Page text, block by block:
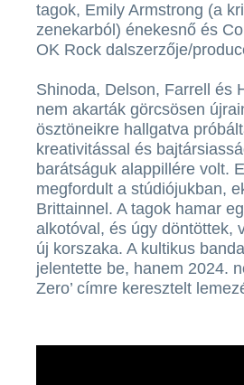
tagok, Emily Armstrong (a
zenekarból) énekesnő és
OK Rock dalszerzője/
Shinoda, Delson, Farrell és
nem akarták görcsösen
ösztöneikre hallgatva
kreativitással és
barátságuk alappillére volt.
megfordult a stúdiójukban,
Brittainnel. A tagok hamar
alkotóval, és úgy döntöttek,
új korszaka. A kultikus
jelentette be, hanem 2024.
Zero’ címre keresztelt